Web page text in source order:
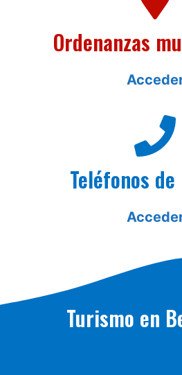
Ordenanzas
Teléfonos
Turismo en